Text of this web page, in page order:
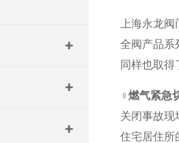
上海永龙
全阀产品系
同样也取得
♀燃气紧急
关闭事故现
住宅居住所